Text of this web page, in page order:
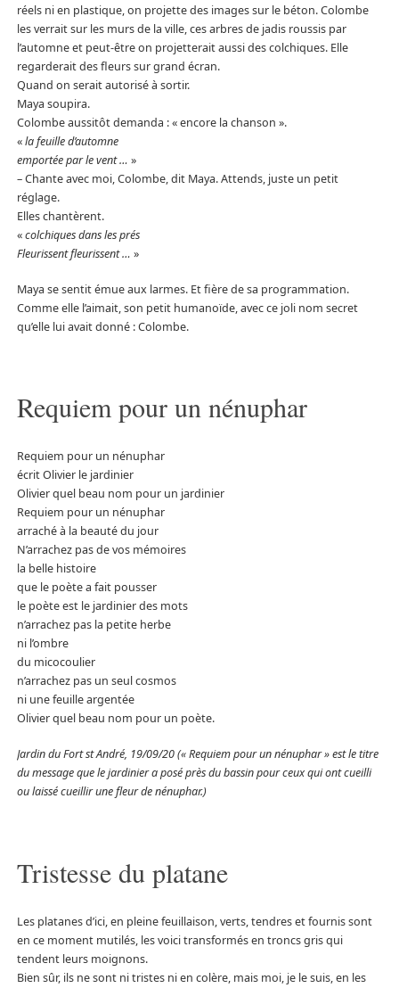
réels ni en plastique, on projette des images sur le béton. Colombe
les verrait sur les murs de la ville, ces arbres de jadis roussis par
l’automne et peut-être on projetterait aussi des colchiques. Elle
regarderait des fleurs sur grand écran.
Quand on serait autorisé à sortir.
Maya soupira.
Colombe aussitôt demanda : « encore la chanson ».
«la feuille d’automne
emportée par le vent … »
– Chante avec moi, Colombe, dit Maya. Attends, juste un petit
réglage.
Elles chantèrent.
«colchiques dans les prés
Fleurissent fleurissent … »
Maya se sentit émue aux larmes. Et fière de sa programmation.
Comme elle l’aimait, son petit humanoïde, avec ce joli nom secret
qu’elle lui avait donné : Colombe.
Requiem pour un nénuphar
Requiem pour un nénuphar
écrit Olivier le jardinier
Olivier quel beau nom pour un jardinier
Requiem pour un nénuphar
arraché à la beauté du jour
N’arrachez pas de vos mémoires
la belle histoire
que le poète a fait pousser
le poète est le jardinier des mots
n’arrachez pas la petite herbe
ni l’ombre
du micocoulier
n’arrachez pas un seul cosmos
ni une feuille argentée
Olivier quel beau nom pour un poète.
Jardin du Fort st André, 19/09/20 (« Requiem pour un nénuphar » est le titre
du message que le jardinier a posé près du bassin pour ceux qui ont cueilli
ou laissé cueillir une fleur de nénuphar.)
Tristesse du platane
Les platanes d’ici, en pleine feuillaison, verts, tendres et fournis sont
en ce moment mutilés, les voici transformés en troncs gris qui
tendent leurs moignons.
Bien sûr, ils ne sont ni tristes ni en colère, mais moi, je le suis, en les